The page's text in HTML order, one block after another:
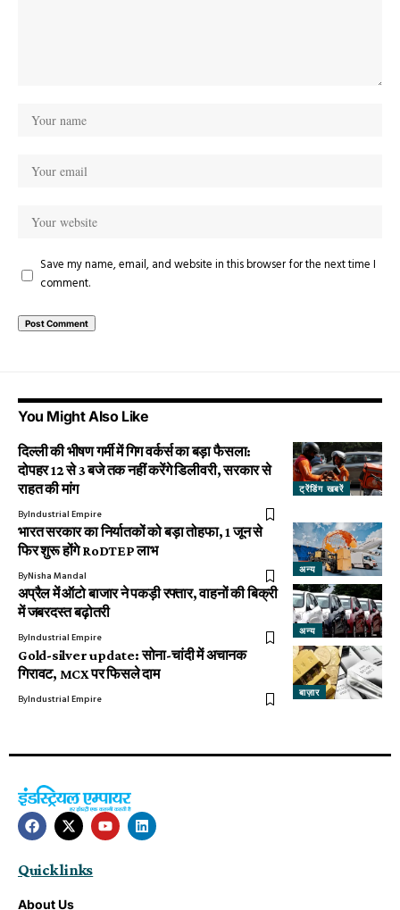
Save my name, email, and website in this browser for the next time I
comment.
You Might Also Like
ट्रेंडिंग खबरें
दिल्ली की भीषण गर्मी में गिग वर्कर्स का बड़ा फैसला:
दोपहर 12 से 3 बजे तक नहीं करेंगे डिलीवरी, सरकार से
राहत की मांग
ByIndustrial Empire
अन्य
भारत सरकार का निर्यातकों को बड़ा तोहफा, 1 जून से
फिर शुरू होंगे RoDTEP लाभ
ByNisha Mandal
अन्य
अप्रैल में ऑटो बाजार ने पकड़ी रफ्तार, वाहनों की बिक्री
में जबरदस्त बढ़ोतरी
ByIndustrial Empire
बाज़ार
Gold-silver update: सोना-चांदी में अचानक
गिरावट, MCX पर फिसले दाम
ByIndustrial Empire
Quick links
About Us